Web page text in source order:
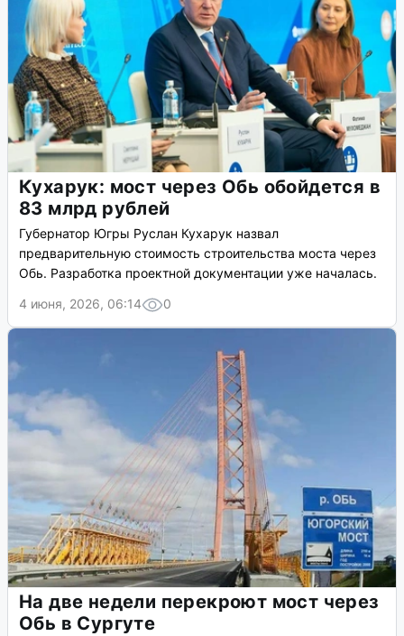
Кухарук: мост через Обь обойдется в
83 млрд рублей
Губернатор Югры Руслан Кухарук назвал
предварительную стоимость строительства моста через
Обь. Разработка проектной документации уже началась.
4 июня, 2026, 06:14
0
На две недели перекроют мост через
Обь в Сургуте